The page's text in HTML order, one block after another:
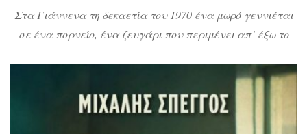
Στα Γιάννενα τη δεκαετία του 1970 ένα μωρό γεννιέται
σε ένα πορνείο, ένα ζευγάρι που περιμένει απ’ έξω το
ένας άντρας τους παρακολουθεί στενά. Λίγο καιρό μετά
μια μυστηριώδης φωτιά καίει το σπίτι και αφαιρεί τη ζωή
τριών ανθρώπων. Χρόνια μετά οι επιζήσαντες